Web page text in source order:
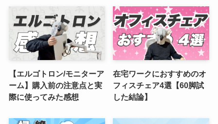
【エルゴトロン/モニターア
ーム】購入前の注意点と実
際に使ってみた感想
在宅ワークにおすすめのオ
フィスチェア4選【60脚試
した結論】